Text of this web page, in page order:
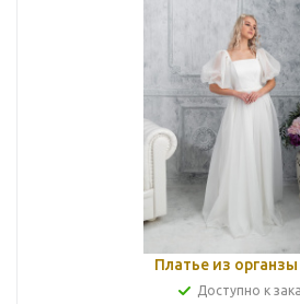
Платье из органзы
Доступно к